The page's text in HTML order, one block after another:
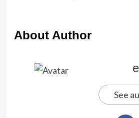
About Author
See